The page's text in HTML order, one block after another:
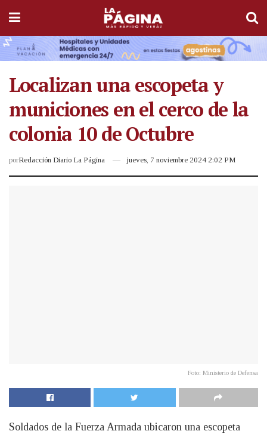
Localizan una escopeta y
municiones en el cerco de la
colonia 10 de Octubre
porRedacción Diario La Página jueves, 7 noviembre 2024 2:02 PM
Foto: Ministerio de Defensa
Soldados de la Fuerza Armada ubicaron una escopeta